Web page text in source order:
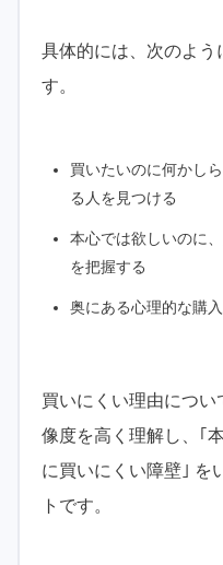
具体的には、次のよう
す。
買いたいのに何かし
る人を見つける
本心では欲しいのに
を把握する
奥にある心理的な購
買いにくい理由につ
像度を高く理解し、｢
に買いにくい障壁｣ を
トです。